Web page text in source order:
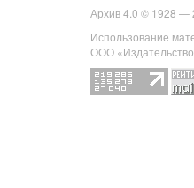
Архив 4.0 © 1928 —
Использование
ООО «Издательство